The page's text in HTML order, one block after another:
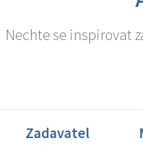
Nechte se inspirovat
Zadavatel